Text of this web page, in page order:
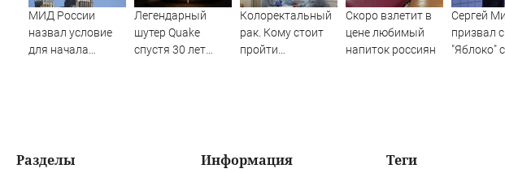
МИД России
назвал условие
для начала
Легендарный
шутер Quake
спустя 30 лет
Колоректальный
рак. Кому стоит
пройти
Скоро взлетит в
цене любимый
напиток россиян
Сергей
призвал
"Яблоко" с
Теги
Разделы Информация